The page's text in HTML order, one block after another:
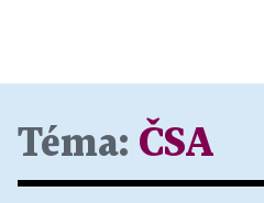
Téma: ČSA